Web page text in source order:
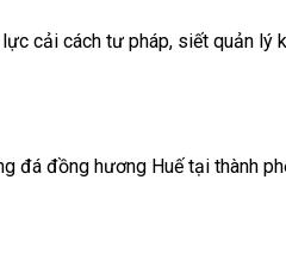
cải cách tư pháp, siết quản lý
đá đồng hương Huế tại thành